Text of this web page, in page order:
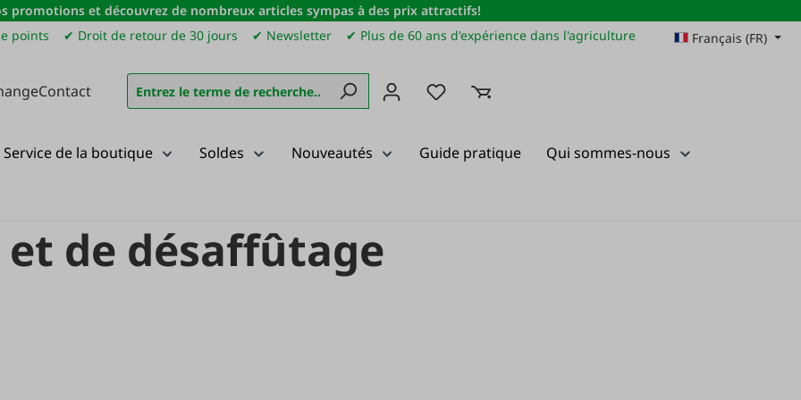
promotions et découvrez de nombreux articles sympas à des prix attractifs!
points ✔ Droit de retour de 30 jours ✔ Newsletter ✔ Plus de 60 ans d'expérience dans l'agriculture Français (FR)
Contact Vous avez 0 articles dans votre liste de souhaits
Service de la boutique Soldes Nouveautés Guide pratique Qui sommes-nous
de désaffûtage